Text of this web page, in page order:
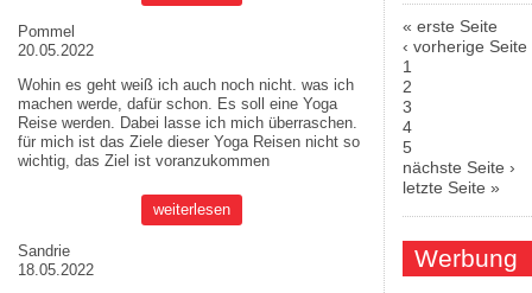
Pommel
20.05.2022
Wohin es geht weiß ich auch noch nicht. was ich
machen werde, dafür schon. Es soll eine Yoga
Reise werden. Dabei lasse ich mich überraschen.
für mich ist das Ziele dieser Yoga Reisen nicht so
wichtig, das Ziel ist voranzukommen
weiterlesen
Sandrie
18.05.2022
Seiten
« erste Seite
‹ vorherige Seite
1
2
3
4
5
nächste Seite ›
letzte Seite »
Werbung